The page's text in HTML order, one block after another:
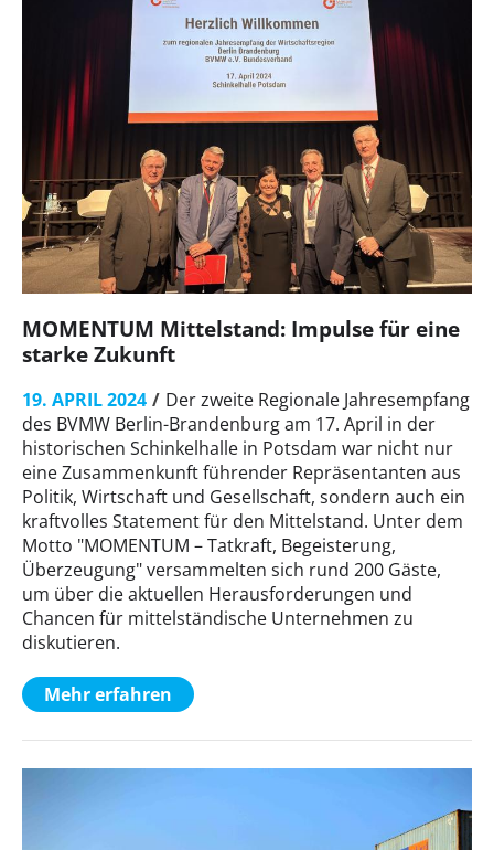
MOMENTUM Mittelstand: Impulse für eine
starke Zukunft
19. APRIL 2024
Der zweite Regionale Jahresempfang
des BVMW Berlin-Brandenburg am 17. April in der
historischen Schinkelhalle in Potsdam war nicht nur
eine Zusammenkunft führender Repräsentanten aus
Politik, Wirtschaft und Gesellschaft, sondern auch ein
kraftvolles Statement für den Mittelstand. Unter dem
Motto "MOMENTUM – Tatkraft, Begeisterung,
Überzeugung" versammelten sich rund 200 Gäste,
um über die aktuellen Herausforderungen und
Chancen für mittelständische Unternehmen zu
diskutieren.
Mehr erfahren